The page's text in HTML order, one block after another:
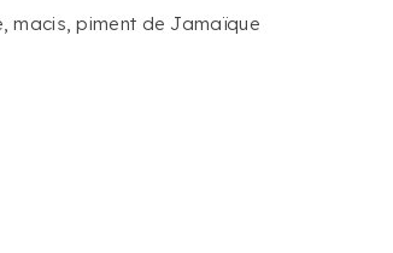
macis, piment de Jamaïque